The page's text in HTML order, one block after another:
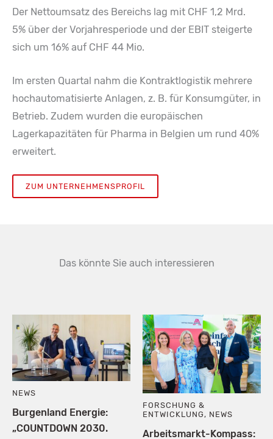
Der Nettoumsatz des Bereichs lag mit CHF 1,2 Mrd.
5% über der Vorjahresperiode und der EBIT steigerte
sich um 16% auf CHF 44 Mio.
Im ersten Quartal nahm die Kontraktlogistik mehrere
hochautomatisierte Anlagen, z. B. für Konsumgüter, in
Betrieb. Zudem wurden die europäischen
Lagerkapazitäten für Pharma in Belgien um rund 40%
erweitert.
ZUM UNTERNEHMENSPROFIL
Das könnte Sie auch interessieren
NEWS
Burgenland Energie:
„COUNTDOWN 2030.
FORSCHUNG &
ENTWICKLUNG, NEWS
Arbeitsmarkt-Kompass: